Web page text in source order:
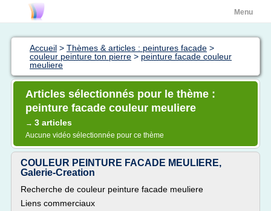
Menu
Accueil > Thèmes & articles : peintures facade >
couleur peinture ton pierre > peinture facade couleur
meuliere
Articles sélectionnés pour le thème :
peinture facade couleur meuliere
→ 3 articles
Aucune vidéo sélectionnée pour ce thème
COULEUR PEINTURE FACADE MEULIERE,
Galerie-Creation
Recherche de couleur peinture facade meuliere
Liens commerciaux